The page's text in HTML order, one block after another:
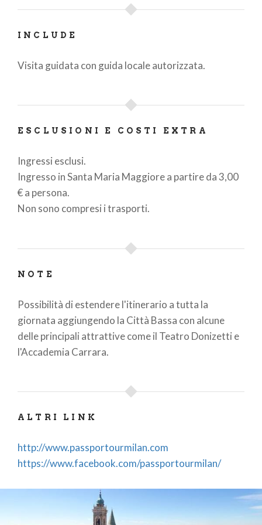
INCLUDE
Visita guidata con guida locale autorizzata.
ESCLUSIONI E COSTI EXTRA
Ingressi esclusi.
Ingresso in Santa Maria Maggiore a partire da 3,00
€ a persona.
Non sono compresi i trasporti.
NOTE
Possibilità di estendere l'itinerario a tutta la
giornata aggiungendo la Città Bassa con alcune
delle principali attrattive come il Teatro Donizetti e
l'Accademia Carrara.
ALTRI LINK
http://www.passportourmilan.com
https://www.facebook.com/passportourmilan/